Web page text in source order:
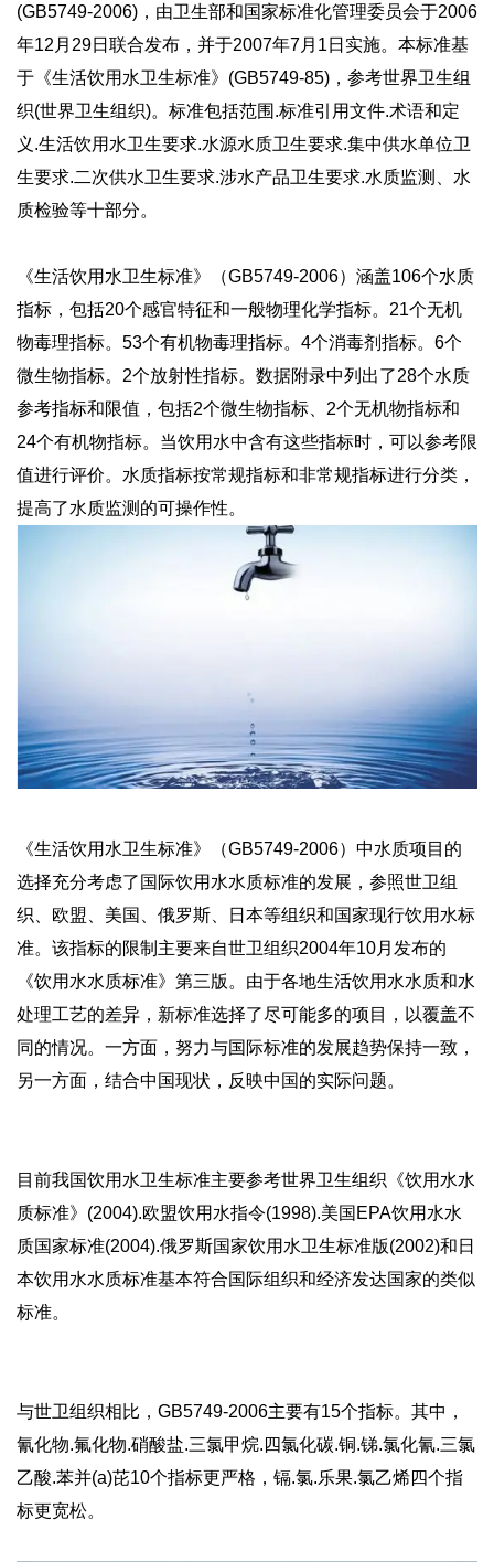
(GB5749-2006)，由卫生部和国家标准化管理委员会于2006
年12月29日联合发布，并于2007年7月1日实施。本标准基
于《生活饮用水卫生标准》(GB5749-85)，参考世界卫生组
织(世界卫生组织)。标准包括范围.标准引用文件.术语和定
义.生活饮用水卫生要求.水源水质卫生要求.集中供水单位卫
生要求.二次供水卫生要求.涉水产品卫生要求.水质监测、水
质检验等十部分。
《生活饮用水卫生标准》（GB5749-2006）涵盖106个水质
指标，包括20个感官特征和一般物理化学指标。21个无机
物毒理指标。53个有机物毒理指标。4个消毒剂指标。6个
微生物指标。2个放射性指标。数据附录中列出了28个水质
参考指标和限值，包括2个微生物指标、2个无机物指标和
24个有机物指标。当饮用水中含有这些指标时，可以参考限
值进行评价。水质指标按常规指标和非常规指标进行分类，
提高了水质监测的可操作性。
《生活饮用水卫生标准》（GB5749-2006）中水质项目的
选择充分考虑了国际饮用水水质标准的发展，参照世卫组
织、欧盟、美国、俄罗斯、日本等组织和国家现行饮用水标
准。该指标的限制主要来自世卫组织2004年10月发布的
《饮用水水质标准》第三版。由于各地生活饮用水水质和水
处理工艺的差异，新标准选择了尽可能多的项目，以覆盖不
同的情况。一方面，努力与国际标准的发展趋势保持一致，
另一方面，结合中国现状，反映中国的实际问题。
目前我国饮用水卫生标准主要参考世界卫生组织《饮用水水
质标准》(2004).欧盟饮用水指令(1998).美国EPA饮用水水
质国家标准(2004).俄罗斯国家饮用水卫生标准版(2002)和日
本饮用水水质标准基本符合国际组织和经济发达国家的类似
标准。
与世卫组织相比，GB5749-2006主要有15个指标。其中，
氰化物.氟化物.硝酸盐.三氯甲烷.四氯化碳.铜.锑.氯化氰.三氯
乙酸.苯并(a)芘10个指标更严格，镉.氯.乐果.氯乙烯四个指
标更宽松。